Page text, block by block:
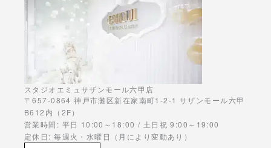
スタジオエミュサザンモール六甲店
〒657-0864 神戸市灘区新在家南町1-2-1 サザンモール六甲
B612内（2F）
営業時間: 平日 10:00～18:00 / 土日祝 9:00～19:00
定休日: 毎週火・水曜日（月により変動あり）